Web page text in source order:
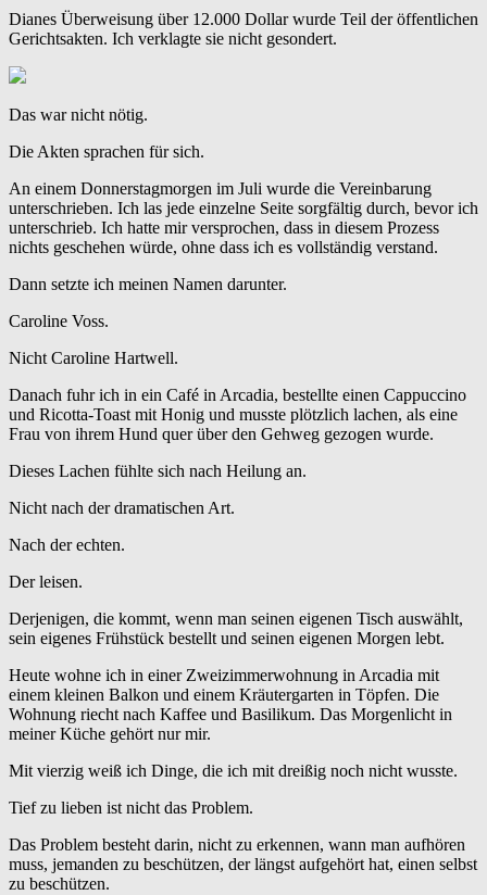
Dianes Überweisung über 12.000 Dollar wurde Teil der öffentlichen
Gerichtsakten. Ich verklagte sie nicht gesondert.
Das war nicht nötig.
Die Akten sprachen für sich.
An einem Donnerstagmorgen im Juli wurde die Vereinbarung
unterschrieben. Ich las jede einzelne Seite sorgfältig durch, bevor ich
unterschrieb. Ich hatte mir versprochen, dass in diesem Prozess
nichts geschehen würde, ohne dass ich es vollständig verstand.
Dann setzte ich meinen Namen darunter.
Caroline Voss.
Nicht Caroline Hartwell.
Danach fuhr ich in ein Café in Arcadia, bestellte einen Cappuccino
und Ricotta-Toast mit Honig und musste plötzlich lachen, als eine
Frau von ihrem Hund quer über den Gehweg gezogen wurde.
Dieses Lachen fühlte sich nach Heilung an.
Nicht nach der dramatischen Art.
Nach der echten.
Der leisen.
Derjenigen, die kommt, wenn man seinen eigenen Tisch auswählt,
sein eigenes Frühstück bestellt und seinen eigenen Morgen lebt.
Heute wohne ich in einer Zweizimmerwohnung in Arcadia mit
einem kleinen Balkon und einem Kräutergarten in Töpfen. Die
Wohnung riecht nach Kaffee und Basilikum. Das Morgenlicht in
meiner Küche gehört nur mir.
Mit vierzig weiß ich Dinge, die ich mit dreißig noch nicht wusste.
Tief zu lieben ist nicht das Problem.
Das Problem besteht darin, nicht zu erkennen, wann man aufhören
muss, jemanden zu beschützen, der längst aufgehört hat, einen selbst
zu beschützen.